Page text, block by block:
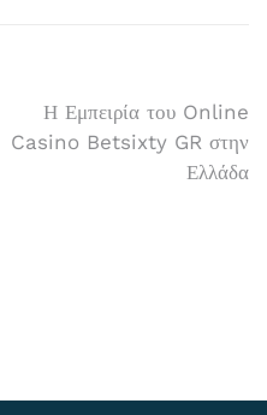
Η Εμπειρία του Online
Casino Betsixty GR στην
Ελλάδα